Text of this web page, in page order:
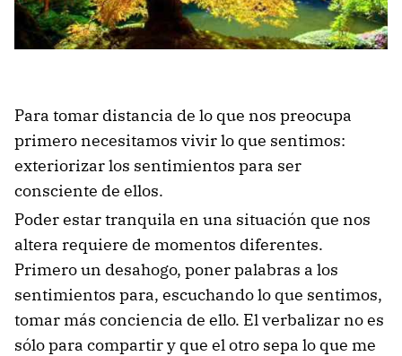
Para tomar distancia de lo que nos preocupa
primero necesitamos vivir lo que sentimos:
exteriorizar los sentimientos para ser
consciente de ellos.
Poder estar tranquila en una situación que nos
altera requiere de momentos diferentes.
Primero un desahogo, poner palabras a los
sentimientos para, escuchando lo que sentimos,
tomar más conciencia de ello. El verbalizar no es
sólo para compartir y que el otro sepa lo que me